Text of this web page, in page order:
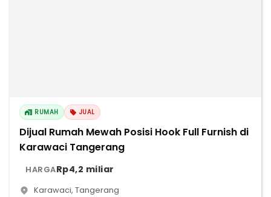
RUMAH JUAL
Dijual Rumah Mewah Posisi Hook Full Furnish di
Karawaci Tangerang
HARGARp4,2 miliar
Karawaci, Tangerang